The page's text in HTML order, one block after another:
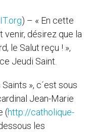
) – « En cette
venir, désirez que la
le Salut reçu ! »,
Jeudi Saint.
», c´est sous
Jean-Marie
(http://catholique-
les